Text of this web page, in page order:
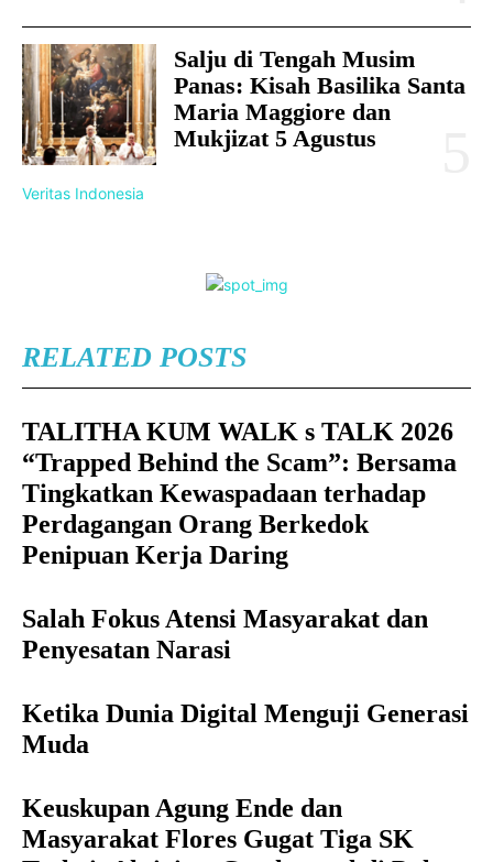
Salju di Tengah Musim
Panas: Kisah Basilika Santa
Maria Maggiore dan
Mukjizat 5 Agustus
Veritas Indonesia
RELATED POSTS
TALITHA KUM WALK s TALK 2026
“Trapped Behind the Scam”: Bersama
Tingkatkan Kewaspadaan terhadap
Perdagangan Orang Berkedok
Penipuan Kerja Daring
Salah Fokus Atensi Masyarakat dan
Penyesatan Narasi
Ketika Dunia Digital Menguji Generasi
Muda
Keuskupan Agung Ende dan
Masyarakat Flores Gugat Tiga SK